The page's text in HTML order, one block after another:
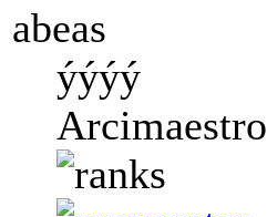
abeas
ýýýý
Arcimaestro